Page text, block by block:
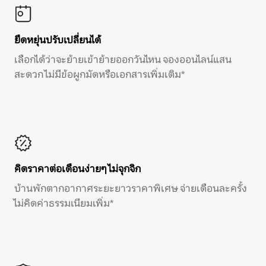
ยืดหยุ่นปรับเปลี่ยนได้
เลือกได้ว่าจะย้ายเข้าย้ายออกวันไหน จองออนไลน์แสน
สะดวก ไม่มีข้อผูกมัดหรือเอกสารเพิ่มเติม*
คิดราคาต่อเดือนง่ายๆ ไม่จุกจิก
บ้านพักตากอากาศระยะยาวราคาพิเศษ จ่ายเดือนละครั้ง
ไม่คิดค่าธรรมเนียมเพิ่ม*